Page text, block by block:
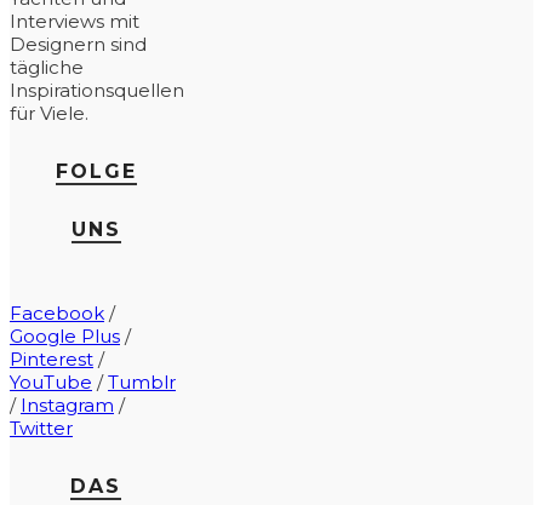
Interviews mit
Designern sind
tägliche
Inspirationsquellen
für Viele.
FOLGE
UNS
Facebook /
Google Plus /
Pinterest /
YouTube /Tumblr
/ Instagram /
Twitter
DAS